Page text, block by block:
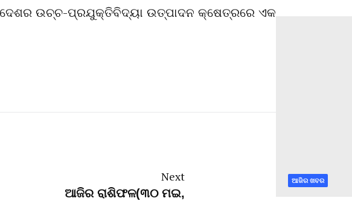
ଉଚ୍ଚ-ପ୍ରଯୁକ୍ତିବିଦ୍ୟା ଉତ୍ପାଦନ କ୍ଷେତ୍ରରେ ଏକ
Next
ଆଜିର ରାଶିଫଳ(୩୦ ମଇ,
ଆଜିର ଖବର